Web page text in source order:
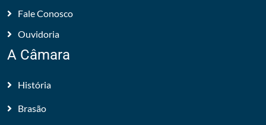
Fale Conosco
Ouvidoria
A Câmara
História
Brasão